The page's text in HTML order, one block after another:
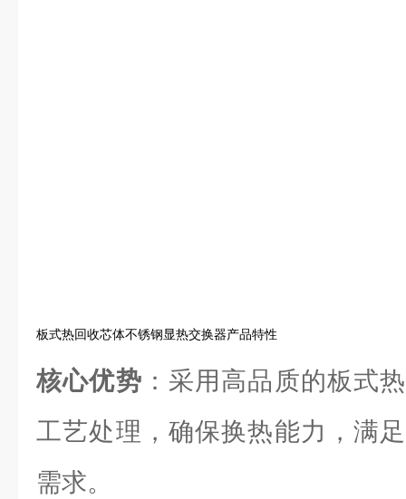
板式热回收芯体不锈钢显热交换器产品特性
核心优势 ：采用高品质的板式
工艺处理，确保换热能力，满
需求。